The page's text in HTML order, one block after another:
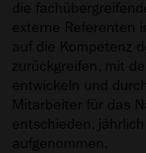
die
externe Referenten
auf die Kompetenz
zurückgreifen, mit
entwickeln und
Mitarbeiter für das
entschieden,
aufgenommen.